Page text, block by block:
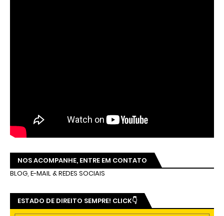
NOS ACOMPANHE, ENTRE EM CONTATO
BLOG, E-MAIL & REDES SOCIAIS
ESTADO DE DIREITO SEMPRE! CLICK👇